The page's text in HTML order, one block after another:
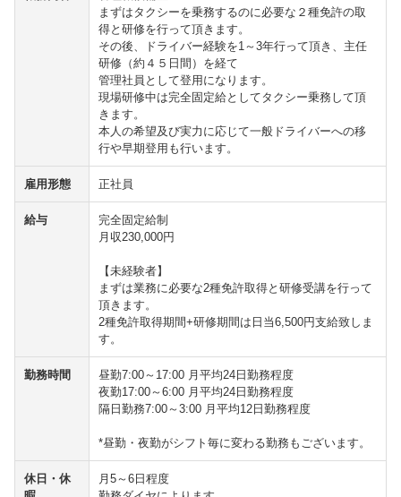
まずはタクシーを乗務するのに必要な２種免許の取
得と研修を行って頂きます。
その後、ドライバー経験を1～3年行って頂き、主任
研修（約４５日間）を経て
管理社員として登用になります。
現場研修中は完全固定給としてタクシー乗務して頂
きます。
本人の希望及び実力に応じて一般ドライバーへの移
行や早期登用も行います。
雇用形態 正社員
給与
完全固定給制
月収230,000円
【未経験者】
まずは業務に必要な2種免許取得と研修受講を行って
頂きます。
2種免許取得期間+研修期間は日当6,500円支給致しま
す。
勤務時間
昼勤7:00～17:00 月平均24日勤務程度
夜勤17:00～6:00 月平均24日勤務程度
隔日勤務7:00～3:00 月平均12日勤務程度
*昼勤・夜勤がシフト毎に変わる勤務もございます。
休日・休
月5～6日程度